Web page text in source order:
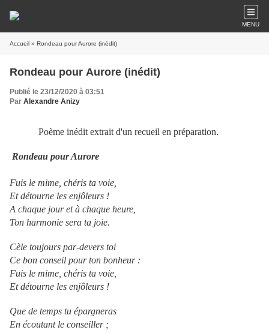
MENU
Accueil » Rondeau pour Aurore (inédit)
Rondeau pour Aurore (inédit)
Publié le 23/12/2020 à 03:51
Par Alexandre Anizy
Poème inédit extrait d'un recueil en préparation.
Rondeau pour Aurore
Fuis le mime, chéris ta voie,
Et détourne les enjôleurs !
A chaque jour et à chaque heure,
Ton harmonie sera ta joie.
Cèle toujours par-devers toi
Ce bon conseil pour ton bonheur :
Fuis le mime, chéris ta voie,
Et détourne les enjôleurs !
Que de temps tu épargneras
En écoutant le conseiller ;